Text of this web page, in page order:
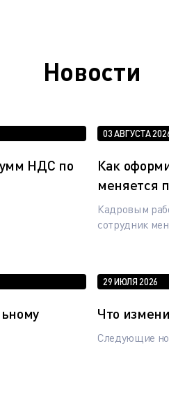
Новости
НДС по
03 АВГУСТА
Как
меняется
Кадровым
сотрудник
29 ИЮЛЯ 2026
Что
Следующие